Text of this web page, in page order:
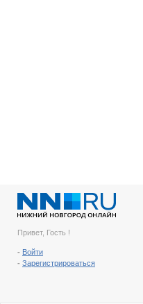
Привет, Гость !
- Войти
- Зарегистрироваться